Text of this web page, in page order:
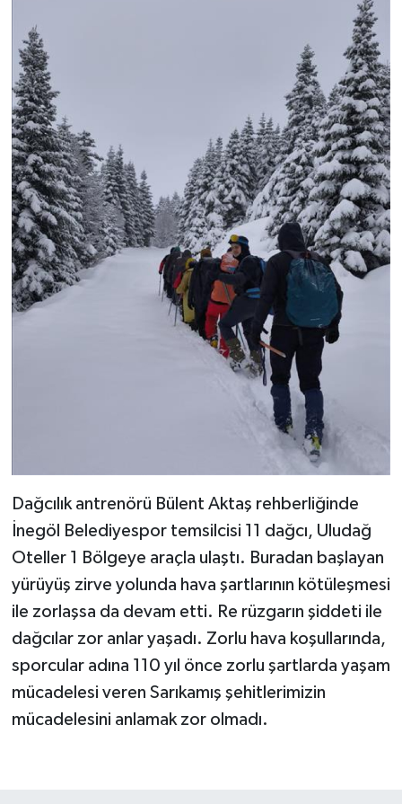
Dağcılık antrenörü Bülent Aktaş rehberliğinde
İnegöl Belediyespor temsilcisi 11 dağcı, Uludağ
Oteller 1 Bölgeye araçla ulaştı. Buradan başlayan
yürüyüş zirve yolunda hava şartlarının kötüleşmesi
ile zorlaşsa da devam etti. Re rüzgarın şiddeti ile
dağcılar zor anlar yaşadı. Zorlu hava koşullarında,
sporcular adına 110 yıl önce zorlu şartlarda yaşam
mücadelesi veren Sarıkamış şehitlerimizin
mücadelesini anlamak zor olmadı.